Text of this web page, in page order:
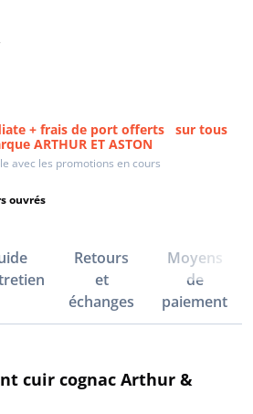
+ frais de port offerts sur tous
ARTHUR ET ASTON
avec les promotions en cours
ouvrés
Retours
et
échanges
Moyens
de
paiement
cuir cognac Arthur &